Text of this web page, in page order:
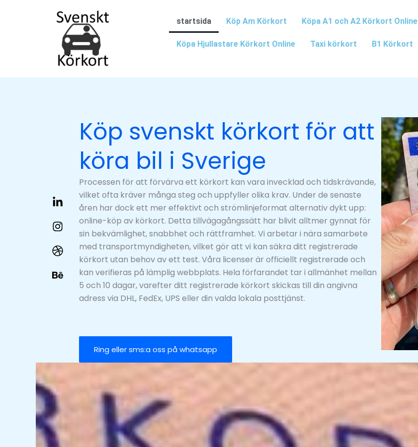
startsida Köp Am Körkort Köpa A1 och A2 Körkort Online
Köpa Hjullastare Körkort Online Taxi körkort B1 Körkort
Köp svenskt körkort för att
köra bil i Sverige
Processen för att förvärva ett körkort kan vara invecklad och tidskrävande,
vilket ofta kräver många steg och uppfyller olika krav. Under de senaste
åren har dock ett mer effektivt och strömlinjeformat alternativ dykt upp:
online-köp av körkort. Detta tillvägagångssätt har blivit alltmer gynnat för
sin bekvämlighet, snabbhet och rättframhet. Vi arbetar i nära samarbete
med transportmyndigheten, vilket gör att vi kan säkra ditt registrerade
körkort utan behov av ett test. Våra licenser är officiellt registrerade och
kan verifieras på lämplig webbplats. Hela förfarandet tar i allmänhet mellan
5 och 10 dagar, varefter ditt registrerade körkort skickas till din angivna
adress via DHL, FedEx, UPS eller din valda lokala posttjänst.
Ring eller sms:a oss på whatsapp